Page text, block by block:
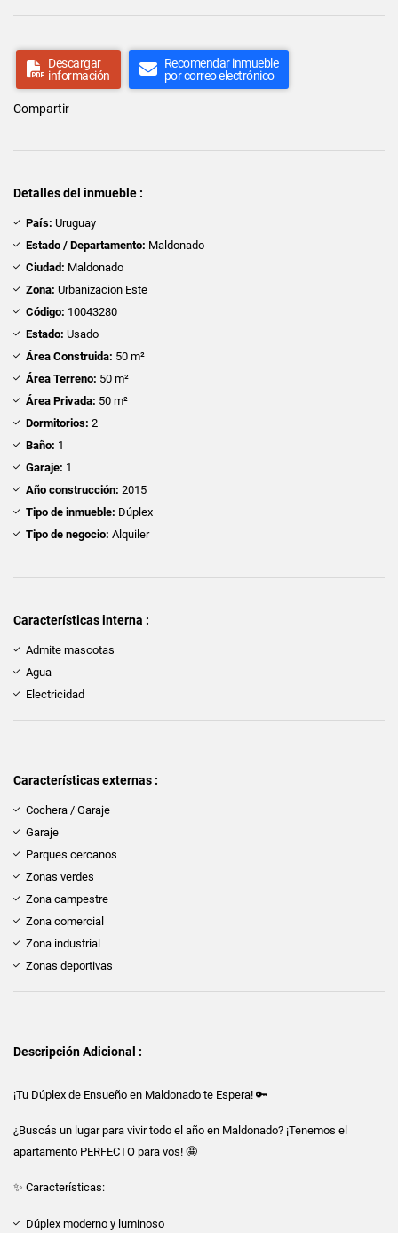
Descargar
información
Recomendar inmueble
por correo electrónico
Compartir
Detalles del inmueble :
País: Uruguay
Estado / Departamento: Maldonado
Ciudad: Maldonado
Zona: Urbanizacion Este
Código: 10043280
Estado: Usado
Área Construida: 50 m²
Área Terreno: 50 m²
Área Privada: 50 m²
Dormitorios: 2
Baño: 1
Garaje: 1
Año construcción: 2015
Tipo de inmueble: Dúplex
Tipo de negocio: Alquiler
Características interna :
Admite mascotas
Agua
Electricidad
Características externas :
Cochera / Garaje
Garaje
Parques cercanos
Zonas verdes
Zona campestre
Zona comercial
Zona industrial
Zonas deportivas
Descripción Adicional :
¡Tu Dúplex de Ensueño en Maldonado te Espera! 🔑
¿Buscás un lugar para vivir todo el año en Maldonado? ¡Tenemos el
apartamento PERFECTO para vos! 🤩
✨ Características:
Dúplex moderno y luminoso